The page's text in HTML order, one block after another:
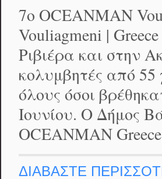
7ο OCEANMAN
Vouliagmeni |
Ριβιέρα και στην
κολυμβητές από 55
όλους όσοι
Ιουνίου. Ο Δήμος
OCEANMAN
ΔΙΑΒΑΣΤΕ